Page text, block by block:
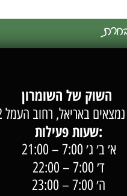
נמצאים באריאל, רחוב העמל 2
שעות פעילות:
א׳ ב׳ ג׳ 7:00 – 21:00
ד׳ 7:00 – 22:00
ה׳ 7:00 – 23:00